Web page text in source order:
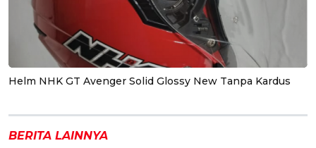
Helm NHK GT Avenger Solid Glossy New Tanpa Kardus
BERITA LAINNYA